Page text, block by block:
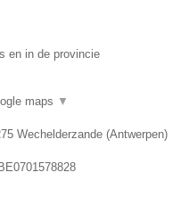
en in de provincie
maps ▼
Wechelderzande (Antwerpen)
BE0701578828